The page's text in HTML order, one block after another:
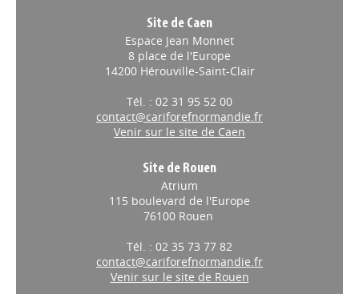
Site de Caen
Espace Jean Monnet
8 place de l'Europe
14200 Hérouville-Saint-Clair
Tél. : 02 31 95 52 00
contact@cariforefnormandie.fr
Venir sur le site de Caen
Site de Rouen
Atrium
115 boulevard de l'Europe
76100 Rouen
Tél. : 02 35 73 77 82
contact@cariforefnormandie.fr
Venir sur le site de Rouen